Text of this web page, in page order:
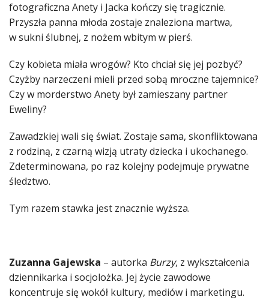
fotograficzna Anety i Jacka kończy się tragicznie.
Przyszła panna młoda zostaje znaleziona martwa,
w sukni ślubnej, z nożem wbitym w pierś.
Czy kobieta miała wrogów? Kto chciał się jej pozbyć?
Czyżby narzeczeni mieli przed sobą mroczne tajemnice?
Czy w morderstwo Anety był zamieszany partner
Eweliny?
Zawadzkiej wali się świat. Zostaje sama, skonfliktowana
z rodziną, z czarną wizją utraty dziecka i ukochanego.
Zdeterminowana, po raz kolejny podejmuje prywatne
śledztwo.
Tym razem stawka jest znacznie wyższa.
Zuzanna Gajewska – autorka Burzy, z wykształcenia
dziennikarka i socjolożka. Jej życie zawodowe
koncentruje się wokół kultury, mediów i marketingu.